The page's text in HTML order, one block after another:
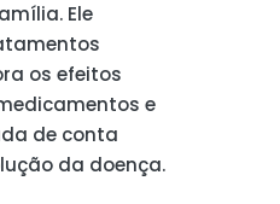
Ele
os efeitos
e
de conta
da doença.